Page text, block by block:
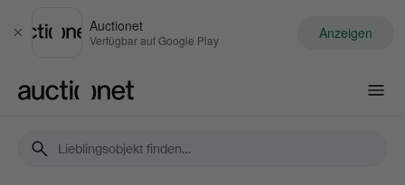
Schließen
Auctionet
Verfügbar auf Google Play Anzeigen